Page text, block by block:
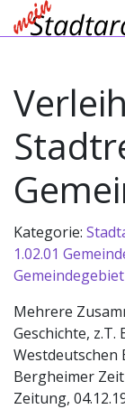
Kategorie:
1.02.01
Gemeindegebiet
Mehrere
Geschichte, z.T.
Westdeutschen
Bergheimer
Zeitung,